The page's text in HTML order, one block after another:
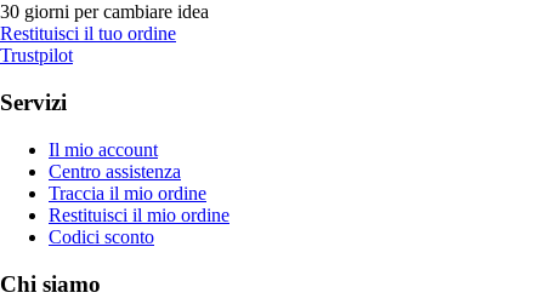
30 giorni per cambiare idea
Restituisci il tuo ordine
Trustpilot
Servizi
Il mio account
Centro assistenza
Traccia il mio ordine
Restituisci il mio ordine
Codici sconto
Chi siamo